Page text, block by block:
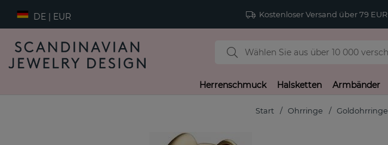
DE | EUR Kostenloser Versand über 79 EUR
Herrenschmuck Halsketten Armbänder
Start Ohrringe Goldohrringe